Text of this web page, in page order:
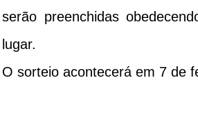
serão preenchidas
lugar.
O sorteio acontecerá em 7 de